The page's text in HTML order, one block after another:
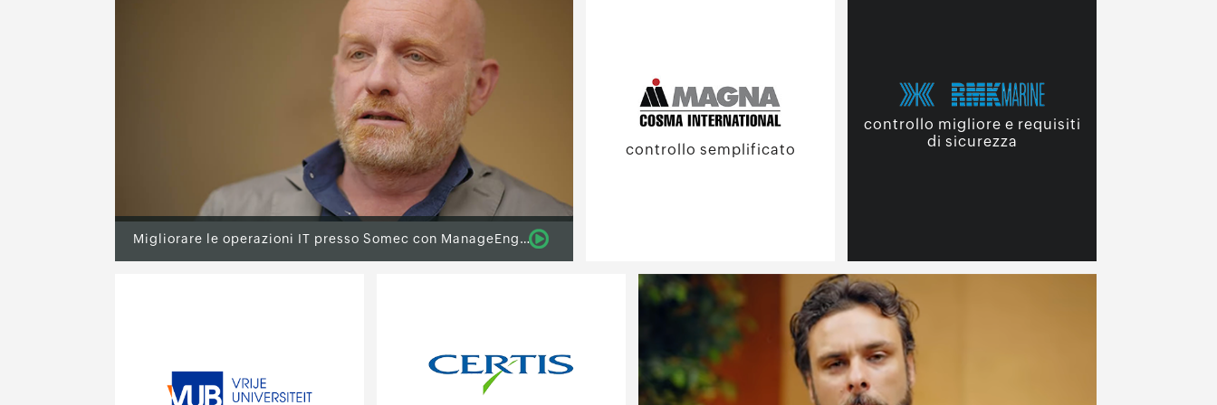
Migliorare le operazioni IT presso Somec con ManageEngine ServiceDesk Plus
controllo semplificato
controllo migliore e requisiti
di sicurezza